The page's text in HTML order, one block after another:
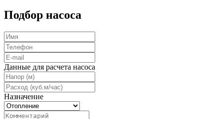
Подбор насоса
Данные для расчета насоса
Назначение